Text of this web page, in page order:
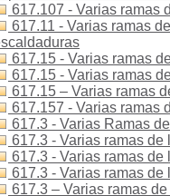
617.107 - Varias ramas
617.11 - Varias ramas
617.15 - Varias ramas
617.15 - Varias ramas
617.15 – Varias ramas
617.157 - Varias ramas
617.3 - Varias Ramas
617.3 - Varias ramas
617.3 - Varias ramas
617.3 - Varias ramas
617.3 – Varias ramas